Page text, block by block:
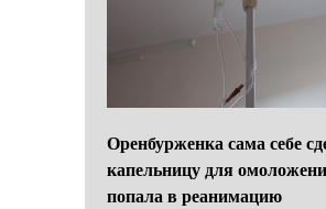
Оренбурженка сама себе
капельницу для
попала в реанимацию